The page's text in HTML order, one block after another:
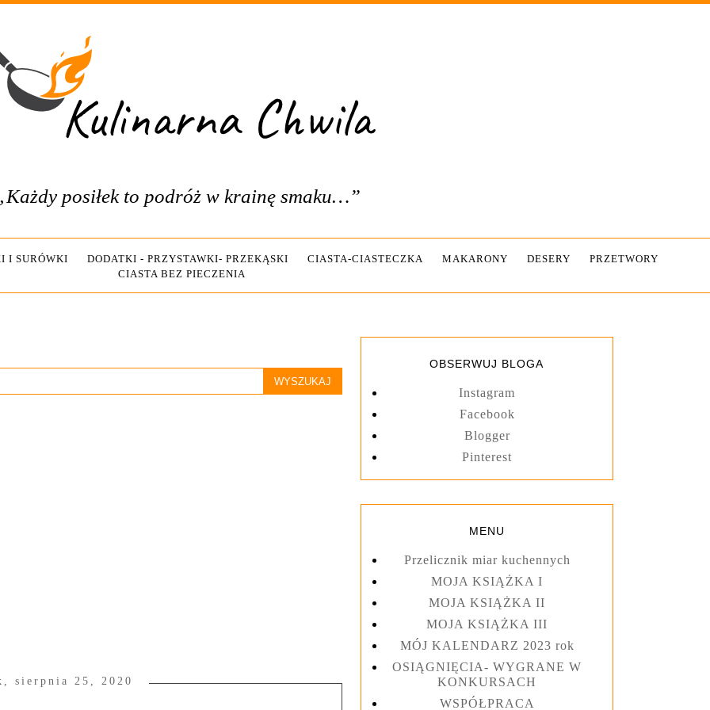
posiłek to podróż w krainę smaku…”
I SURÓWKI DODATKI - PRZYSTAWKI- PRZEKĄSKI CIASTA-CIASTECZKA MAKARONY DESERY
PRZETWORY
CIASTA BEZ PIECZENIA
sierpnia 25, 2020
OBSERWUJ BLOGA
Instagram
Facebook
Blogger
Pinterest
MENU
Przelicznik miar kuchennych
MOJA KSIĄŻKA I
MOJA KSIĄŻKA II
MOJA KSIĄŻKA III
MÓJ KALENDARZ 2023 rok
OSIĄGNIĘCIA- WYGRANE W
KONKURSACH
WSPÓŁPRACA